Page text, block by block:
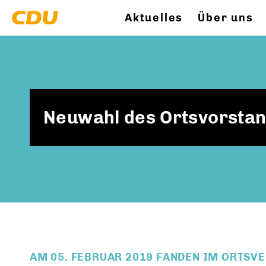
Aktuelles Über uns
Neuwahl des
AM 05. FEBRUAR 2019 FANDEN IM